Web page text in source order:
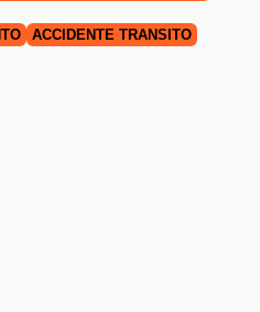
ACCIDENTE TRÁNSITO